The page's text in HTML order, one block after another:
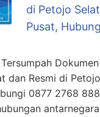
di Petojo
Pusat,
dan Resmi di
0877 2768